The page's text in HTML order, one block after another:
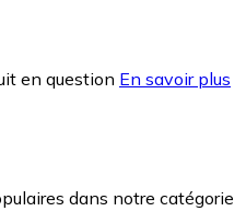
en question En savoir plus
dans notre catégorie